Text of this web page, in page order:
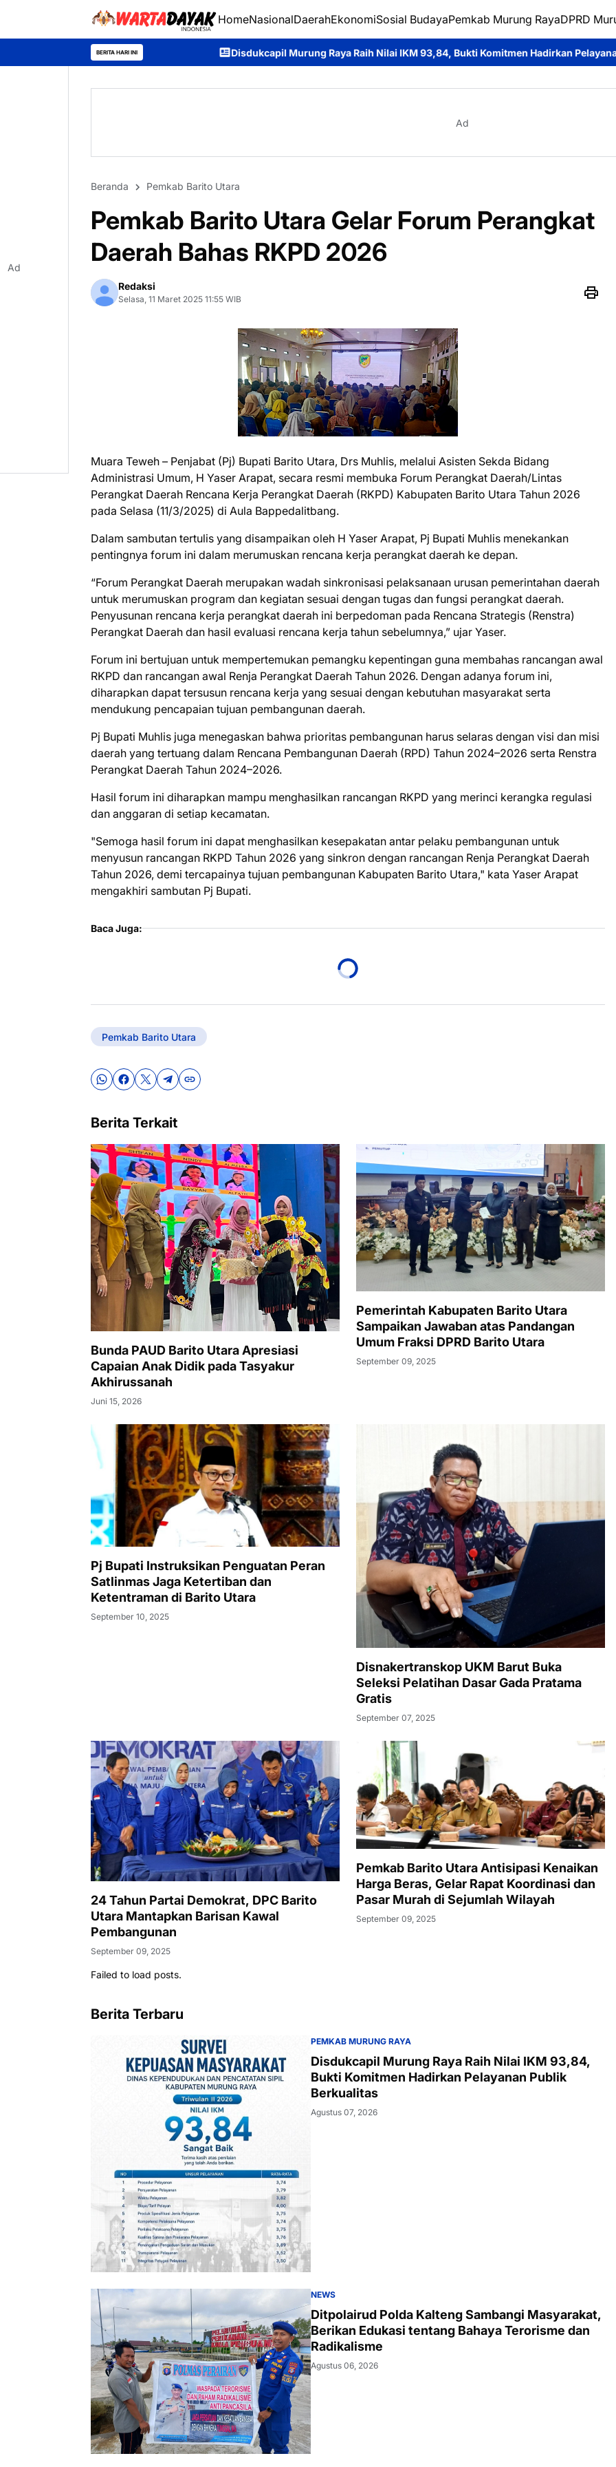
HomeNasionalDaerahEkonomiSosial BudayaPemkab Murung RayaDPRD
BERITA HARI INI
Disdukcapil Murung Raya Raih Nilai IKM 93,84, Bukti Komitmen Hadirkan Pelayanan Publik Berkualitas
Ad
Beranda Pemkab Barito Utara
Pemkab Barito Utara Gelar Forum Perangkat
Daerah Bahas RKPD 2026
Redaksi
Selasa, 11 Maret 2025 11:55 WIB
Muara Teweh – Penjabat (Pj) Bupati Barito Utara, Drs Muhlis, melalui Asisten Sekda Bidang
Administrasi Umum, H Yaser Arapat, secara resmi membuka Forum Perangkat Daerah/Lintas
Perangkat Daerah Rencana Kerja Perangkat Daerah (RKPD) Kabupaten Barito Utara Tahun 2026
pada Selasa (11/3/2025) di Aula Bappedalitbang.
Dalam sambutan tertulis yang disampaikan oleh H Yaser Arapat, Pj Bupati Muhlis menekankan
pentingnya forum ini dalam merumuskan rencana kerja perangkat daerah ke depan.
“Forum Perangkat Daerah merupakan wadah sinkronisasi pelaksanaan urusan pemerintahan daerah
untuk merumuskan program dan kegiatan sesuai dengan tugas dan fungsi perangkat daerah.
Penyusunan rencana kerja perangkat daerah ini berpedoman pada Rencana Strategis (Renstra)
Perangkat Daerah dan hasil evaluasi rencana kerja tahun sebelumnya,” ujar Yaser.
Forum ini bertujuan untuk mempertemukan pemangku kepentingan guna membahas rancangan awal
RKPD dan rancangan awal Renja Perangkat Daerah Tahun 2026. Dengan adanya forum ini,
diharapkan dapat tersusun rencana kerja yang sesuai dengan kebutuhan masyarakat serta
mendukung pencapaian tujuan pembangunan daerah.
Pj Bupati Muhlis juga menegaskan bahwa prioritas pembangunan harus selaras dengan visi dan misi
daerah yang tertuang dalam Rencana Pembangunan Daerah (RPD) Tahun 2024–2026 serta Renstra
Perangkat Daerah Tahun 2024–2026.
Hasil forum ini diharapkan mampu menghasilkan rancangan RKPD yang merinci kerangka regulasi
dan anggaran di setiap kecamatan.
"Semoga hasil forum ini dapat menghasilkan kesepakatan antar pelaku pembangunan untuk
menyusun rancangan RKPD Tahun 2026 yang sinkron dengan rancangan Renja Perangkat Daerah
Tahun 2026, demi tercapainya tujuan pembangunan Kabupaten Barito Utara," kata Yaser Arapat
mengakhiri sambutan Pj Bupati.
Baca Juga:
Pemkab Barito Utara
Berita Terkait
Bunda PAUD Barito Utara Apresiasi
Capaian Anak Didik pada Tasyakur
Akhirussanah
Juni 15, 2026
Pemerintah Kabupaten Barito Utara
Sampaikan Jawaban atas Pandangan
Umum Fraksi DPRD Barito Utara
September 09, 2025
Pj Bupati Instruksikan Penguatan Peran
Satlinmas Jaga Ketertiban dan
Ketentraman di Barito Utara
September 10, 2025
Disnakertranskop UKM Barut Buka
Seleksi Pelatihan Dasar Gada Pratama
Gratis
September 07, 2025
24 Tahun Partai Demokrat, DPC Barito
Utara Mantapkan Barisan Kawal
Pembangunan
September 09, 2025
Pemkab Barito Utara Antisipasi Kenaikan
Harga Beras, Gelar Rapat Koordinasi dan
Pasar Murah di Sejumlah Wilayah
September 09, 2025
Failed to load posts.
Berita Terbaru
PEMKAB MURUNG RAYA
Disdukcapil Murung Raya Raih Nilai IKM 93,84,
Bukti Komitmen Hadirkan Pelayanan Publik
Berkualitas
Agustus 07, 2026
NEWS
Ditpolairud Polda Kalteng Sambangi Masyarakat,
Berikan Edukasi tentang Bahaya Terorisme dan
Radikalisme
Agustus 06, 2026
Ad